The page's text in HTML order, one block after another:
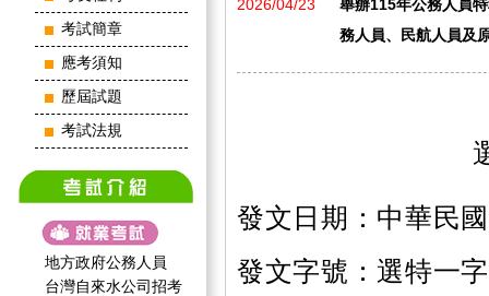
考試簡章
應考須知
歷屆試題
考試法規
地方政府公務人員
台灣自來水公司招考
2026/04/23
舉辦115年公務人員
務人員、民航人員及
發文日期：中華民
發文字號：選特一